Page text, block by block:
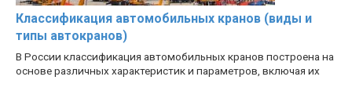
Классификация автомобильных кранов (виды и
типы автокранов)
В России классификация автомобильных кранов построена на
основе различных характеристик и параметров, включая их